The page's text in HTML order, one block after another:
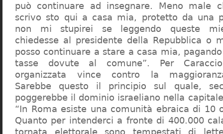
può continuare ad insegnare. Meno male
scrivo sto qui a casa mia, protetto da una
non mi stupirei se leggendo queste
chiedesse al presidente della Repubblica o
posso continuare a stare a casa mia,
tasse dovute al comune”. Per
organizzata vince contro la
Sarebbe questo il principio sul quale,
poggerebbe il dominio israeliano nella
“In Roma esiste una comunità ebraica di 10
Quanto per intenderci a fronte di 400.000
tornata elettorale sono tempestati di